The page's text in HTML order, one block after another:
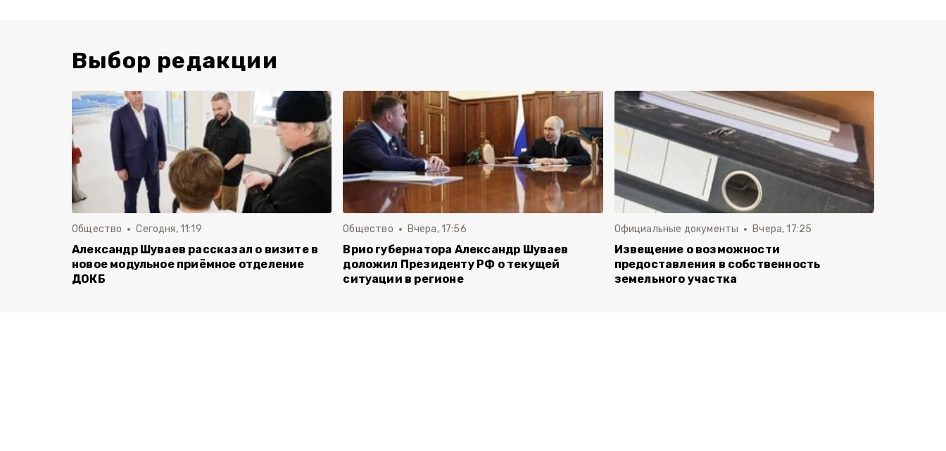
Выбор редакции
Общество Сегодня, 11:19
Александр Шуваев рассказал о визите в
новое модульное приёмное отделение
ДОКБ
Общество Вчера, 17:56
Врио губернатора Александр Шуваев
доложил Президенту РФ о текущей
ситуации в регионе
Официальные документы Вчера, 17:25
Извещение о возможности
предоставления в собственность
земельного участка